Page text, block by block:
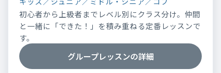
初心者から上級者までレベル別にクラス分け。仲間
と一緒に「できた！」を積み重ねる定番レッスンで
す。
グループレッスンの詳細